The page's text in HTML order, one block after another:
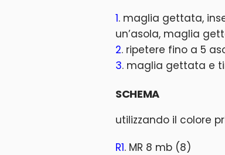
1. maglia gettata,
un’asola, maglia
2. ripetere fino a 5
3. maglia gettata e
SCHEMA
utilizzando il colore
R1. MR 8 mb (8)